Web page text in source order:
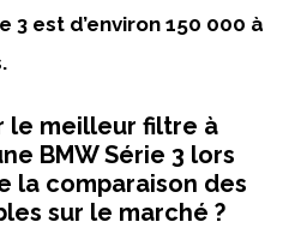
3 est d’environ 150 000 à
le meilleur filtre à
BMW Série 3 lors
la comparaison des
sur le marché ?